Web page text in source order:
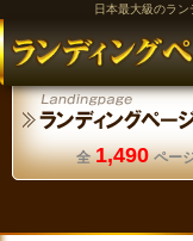
日本最大級のラ
全 1,490 ペー